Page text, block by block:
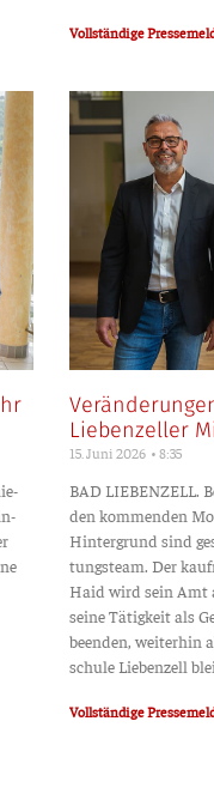
Voll­stän­di­ge
Liebenzeller
15. Juni 2026 8:35
BAD LIEBENZELL.
den kom­men­den
Hin­ter­grund sind
tungs­team. Der
Haid wird sein Amt
sei­ne Tätig­keit als
been­den, wei­ter­hin
schu­le Lie­ben­zell
Voll­stän­di­ge